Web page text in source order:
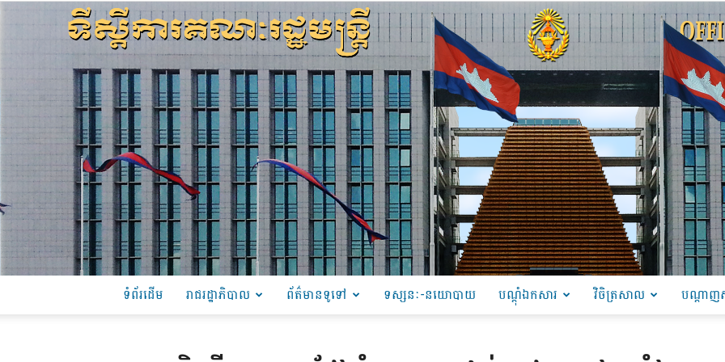
ទំព័រដើម រាជរដ្ឋាភិបាល ព័ត៌មានទូទៅ ទស្សនៈ-នយោបាយ បណ្ដុំឯកសារ វិចិត្រសាល បណ្តាញ